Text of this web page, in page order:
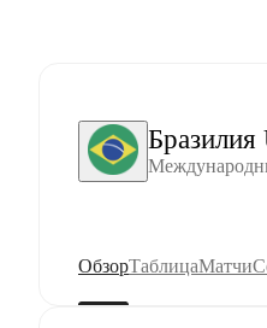
Бразилия
ОбзорТаблицаМатчи